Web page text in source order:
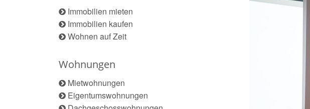
Immobilien mieten
Immobilien kaufen
Wohnen auf Zeit
Wohnungen
Mietwohnungen
Eigentumswohnungen